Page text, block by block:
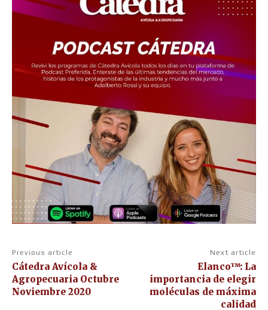
Previous article
Cátedra Avícola &
Agropecuaria Octubre
Noviembre 2020
Next article
Elanco™: La
importancia de elegir
moléculas de máxima
calidad